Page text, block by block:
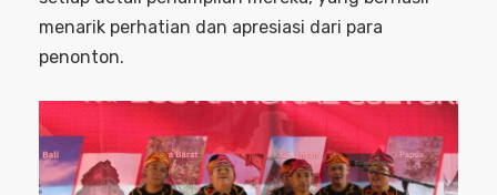
menarik perhatian dan apresiasi dari para
penonton.